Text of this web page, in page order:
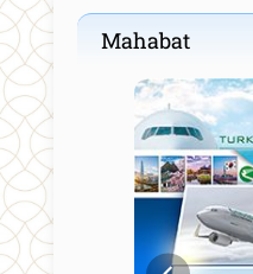
Mahabat